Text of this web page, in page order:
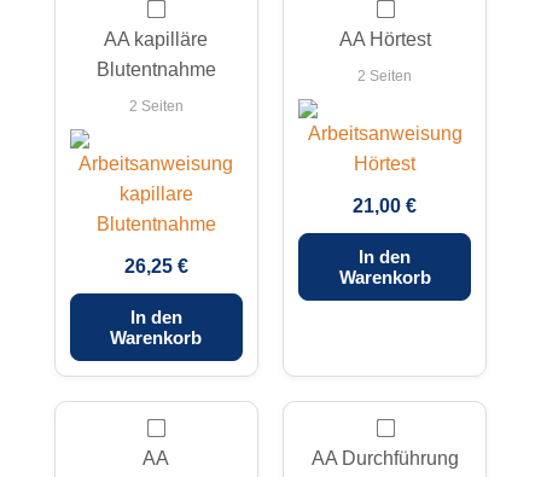
AA kapilläre
Blutentnahme
2 Seiten
26,25 €
In den
Warenkorb
AA Hörtest
2 Seiten
21,00 €
In den
Warenkorb
AA
AA Durchführung